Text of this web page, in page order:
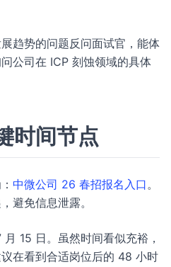
趋势的问题反问面试官，能体
公司在 ICP 刻蚀领域的具体
时间节点
中微公司 26 春招报名入口。
避免信息泄露。
15 日。虽然时间看似充裕，
在看到合适岗位后的 48 小时